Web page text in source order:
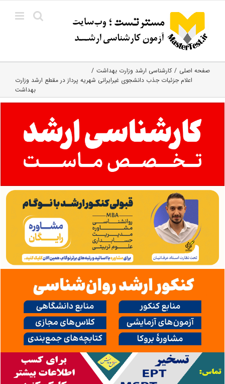
content
صفحه اصلی
کارشناسی ارشد وزارت بهداشت
اعلام جزئیات جذب دانشجوی غیرایرانی شهریه پرداز در مقطع ارشد وزارت
بهداشت